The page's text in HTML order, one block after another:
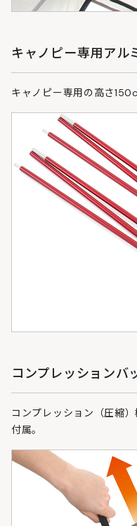
キャノピー専用アル
キャノピー専用の高さ
コンプレッションバ
コンプレッション（圧縮
付属。